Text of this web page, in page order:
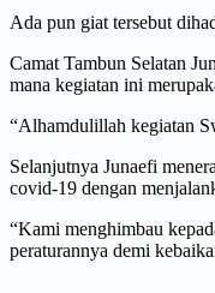
Ada pun giat tersebut
Camat Tambun Selatan
mana kegiatan ini
“Alhamdulillah kegiatan
Selanjutnya Junaefi
covid-19 dengan
“Kami menghimbau
peraturannya demi